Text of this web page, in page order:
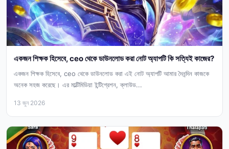
একজন শিক্ষক হিসেবে, ceo থেকে ডাউনলোড করা নোট অ্যাপটি কি সত্যিই কাজের?
একজন শিক্ষক হিসেবে, ceo থেকে ডাউনলোড করা এই নোট অ্যাপটি আমার দৈনন্দিন কাজকে
অনেক সহজ করেছে। এর মাল্টিমিডিয়া ইন্টিগ্রেশন, ক্লাউড...
13 জুন 2026